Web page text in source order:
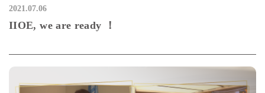
2021.07.06
IIOE, we are ready ！